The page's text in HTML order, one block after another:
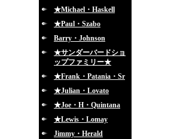
★Michael・Haskell
★Paul・Szabo
Barry・Johnson
★サンダーバードショ
ップファミリー★
★Frank・Patania・Sr
★Julian・Lovato
★Joe・H・Quintana
★Lewis・Lomay
Jimmy・Herald